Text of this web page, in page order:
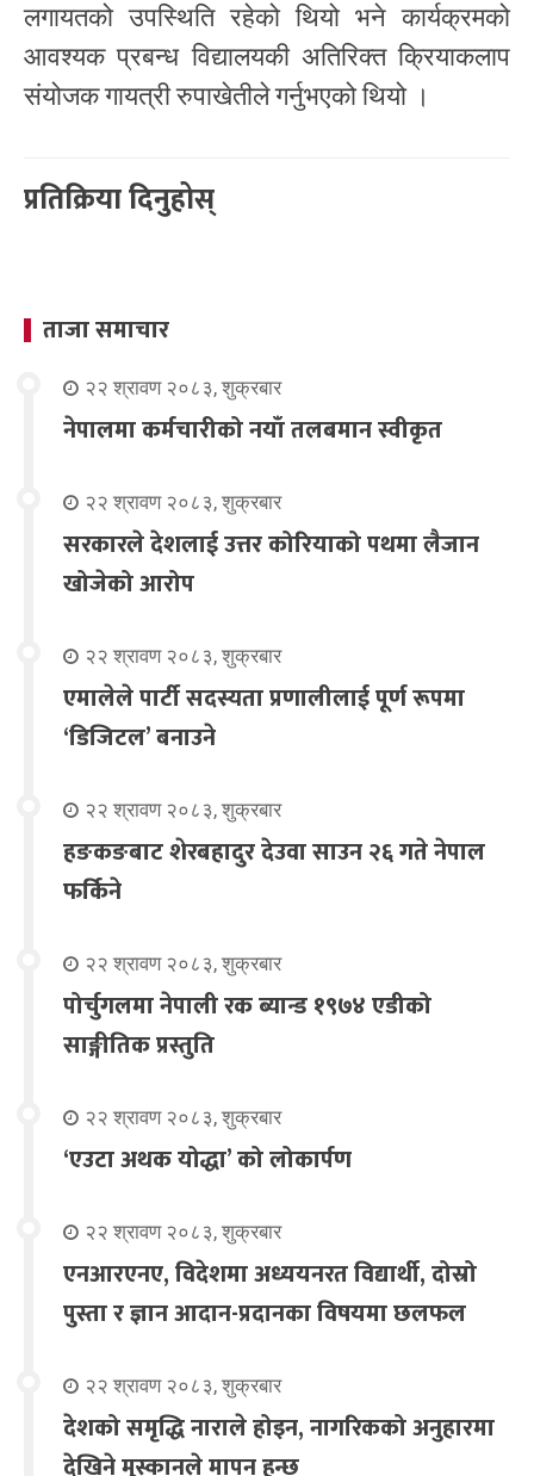
लगायतको उपस्थिति रहेको थियो भने कार्यक्रमको
आवश्यक प्रबन्ध विद्यालयकी अतिरिक्त क्रियाकलाप
संयोजक गायत्री रुपाखेतीले गर्नुभएको थियो ।
प्रतिक्रिया दिनुहोस्
ताजा समाचार
२२ श्रावण २०८३, शुक्रबार
नेपालमा कर्मचारीको नयाँ तलबमान स्वीकृत
२२ श्रावण २०८३, शुक्रबार
सरकारले देशलाई उत्तर कोरियाको पथमा लैजान
खोजेको आरोप
२२ श्रावण २०८३, शुक्रबार
एमालेले पार्टी सदस्यता प्रणालीलाई पूर्ण रूपमा
‘डिजिटल’ बनाउने
२२ श्रावण २०८३, शुक्रबार
हङकङबाट शेरबहादुर देउवा साउन २६ गते नेपाल
फर्किने
२२ श्रावण २०८३, शुक्रबार
पोर्चुगलमा नेपाली रक ब्यान्ड १९७४ एडीको
साङ्गीतिक प्रस्तुति
२२ श्रावण २०८३, शुक्रबार
‘एउटा अथक योद्धा’ को लोकार्पण
२२ श्रावण २०८३, शुक्रबार
एनआरएनए, विदेशमा अध्ययनरत विद्यार्थी, दोस्रो
पुस्ता र ज्ञान आदान-प्रदानका विषयमा छलफल
२२ श्रावण २०८३, शुक्रबार
देशको समृद्धि नाराले होइन, नागरिकको अनुहारमा
देखिने मुस्कानले मापन हुन्छ